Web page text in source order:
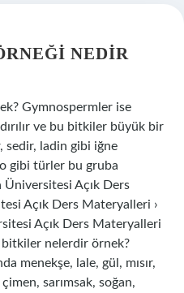
NEDIR
Gymnospermler ise
ve bu bitkiler büyük bir
sedir, ladin gibi iğne
gibi türler bu gruba
Açık Ders
Açık Ders Materyalleri ›
Açık Ders Materyalleri
bitkiler nelerdir örnek?
menekşe, lale, gül, mısır,
sarımsak, soğan,